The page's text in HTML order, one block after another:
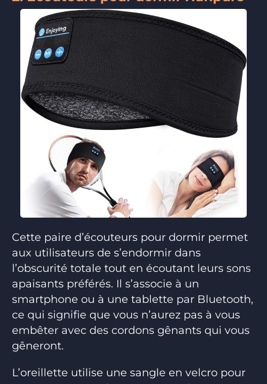
Cette paire d’écouteurs pour dormir permet
aux utilisateurs de s’endormir dans
l’obscurité totale tout en écoutant leurs sons
apaisants préférés. Il s’associe à un
smartphone ou à une tablette par Bluetooth,
ce qui signifie que vous n’aurez pas à vous
embêter avec des cordons gênants qui vous
gêneront.
L’oreillette utilise une sangle en velcro pour